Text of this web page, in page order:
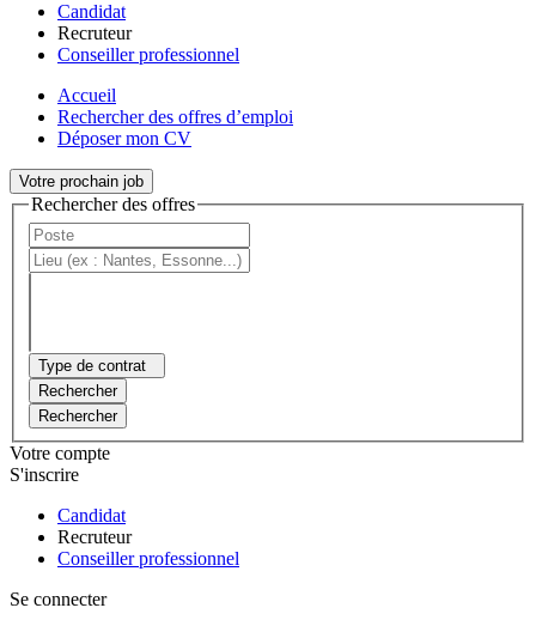
Candidat
Recruteur
Conseiller professionnel
Accueil
Rechercher des offres d’emploi
Déposer mon CV
Votre prochain job
Rechercher des offres
Type de contrat
Rechercher
Rechercher
Votre compte
S'inscrire
Candidat
Recruteur
Conseiller professionnel
Se connecter